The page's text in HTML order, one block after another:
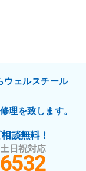
ウェルスチール
理を致します。